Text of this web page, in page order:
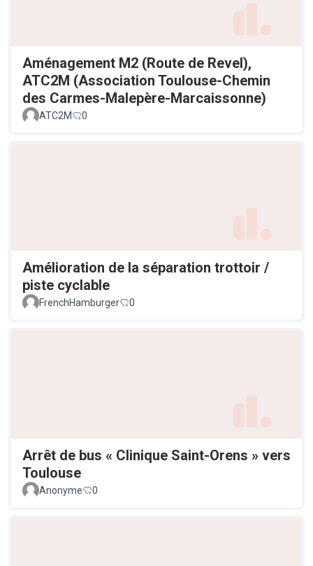
Aménagement M2 (Route de Revel),
ATC2M (Association Toulouse-Chemin
des Carmes-Malepère-Marcaissonne)
ATC2M 0
Amélioration de la séparation trottoir /
piste cyclable
FrenchHamburger 0
Arrêt de bus « Clinique Saint-Orens » vers
Toulouse
Anonyme 0